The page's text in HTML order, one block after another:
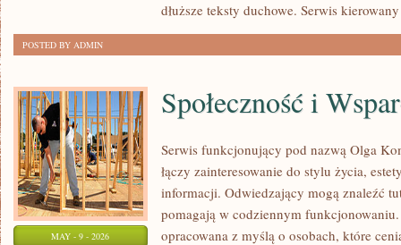
dłuższe teksty duchowe. Serwis
POSTED BY ADMIN
MAY - 9 - 2026
Społeczność i
Serwis funkcjonujący pod nazwą Olga
łączy zainteresowanie do stylu życia,
informacji. Odwiedzający mogą znaleźć
pomagają w codziennym funkcjonowaniu.
opracowana z myślą o osobach, które